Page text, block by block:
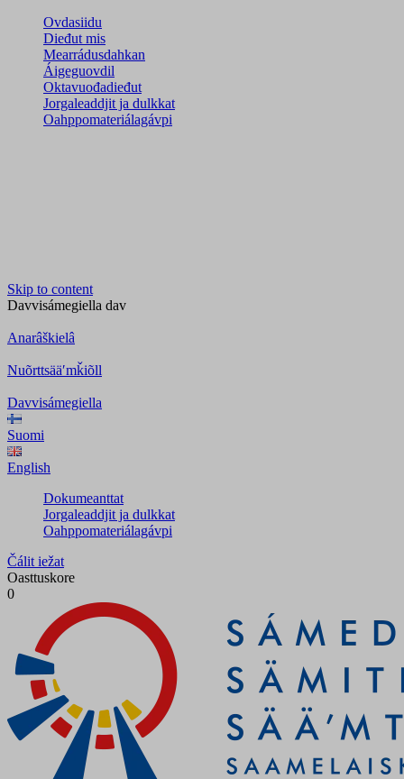
Ovdasiidu
Dieđut mis
Mearrádusdahkan
Áigeguovdil
Oktavuođadieđut
Jorgaleaddjit ja dulkkat
Oahppomateriálagávpi
Skip to content
Davvisámegiella dav
Anarâškielâ
Nuõrttsääʹmǩiõll
Davvisámegiella
Suomi
English
Dokumeanttat
Jorgaleaddjit ja dulkkat
Oahppomateriálagávpi
Čálit iežat
Oasttuskore
0